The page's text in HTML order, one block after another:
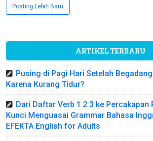
Posting Lebih Baru
ARTIKEL TERBARU
Pusing di Pagi Hari Setelah
Karena Kurang Tidur?
Dari Daftar Verb 1 2 3 ke Percakapan
Kunci Menguasai Grammar Bahasa
EFEKTA English for Adults